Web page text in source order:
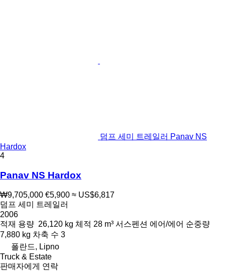
덤프 세미 트레일러 Panav NS
Hardox
4
Panav NS Hardox
₩9,705,000 €5,900 ≈ US$6,817
덤프 세미 트레일러
2006
적재 용량 26,120 kg 체적 28 m³ 서스펜션 에어/에어 순중량
7,880 kg 차축 수 3
폴란드, Lipno
Truck & Estate
판매자에게 연락